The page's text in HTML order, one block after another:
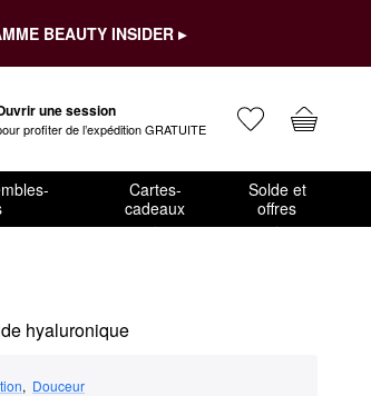
BEAUTY INSIDER ▸
une session
profiter de l’expédition GRATUITE
Cartes-
cadeaux
Solde et
offres
hyaluronique
, Douceur